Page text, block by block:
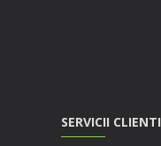
SERVICII CLIENTI